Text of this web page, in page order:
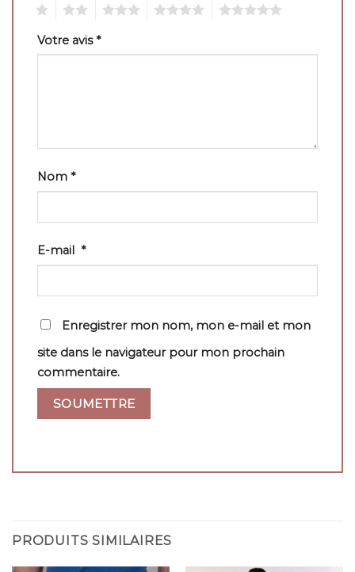
Votre avis*
Nom *
E-mail *
Enregistrer mon nom, mon e-mail et mon
site dans le navigateur pour mon prochain
commentaire.
PRODUITS SIMILAIRES